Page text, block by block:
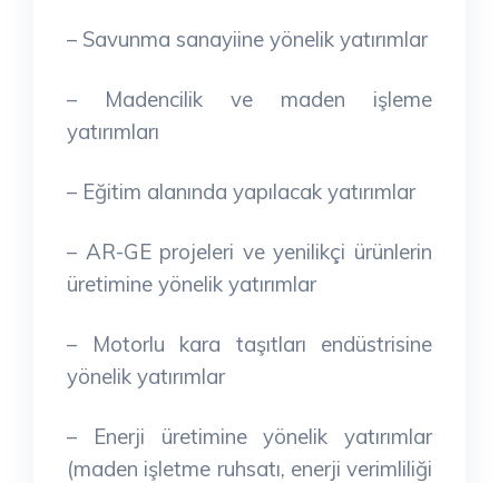
– Savunma sanayiine yönelik yatırımlar
– Madencilik ve maden işleme
yatırımları
– Eğitim alanında yapılacak yatırımlar
– AR-GE projeleri ve yenilikçi ürünlerin
üretimine yönelik yatırımlar
– Motorlu kara taşıtları endüstrisine
yönelik yatırımlar
– Enerji üretimine yönelik yatırımlar
(maden işletme ruhsatı, enerji verimliliği